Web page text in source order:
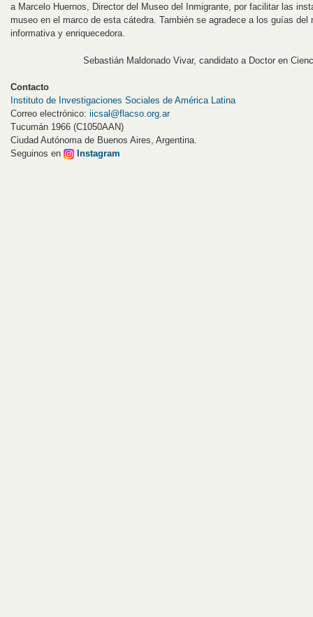
a Marcelo Huernos, Director del Museo del Inmigrante, por facilitar las
museo en el marco de esta cátedra. También se agradece a los guías del
informativa y enriquecedora.
Sebastián Maldonado Vivar, candidato a Doctor en
Contacto
Instituto de Investigaciones Sociales de América Latina
Correo electrónico: iicsal@flacso.org.ar
Tucumán 1966 (C1050AAN)
Ciudad Autónoma de Buenos Aires, Argentina.
Seguinos en
Instagram